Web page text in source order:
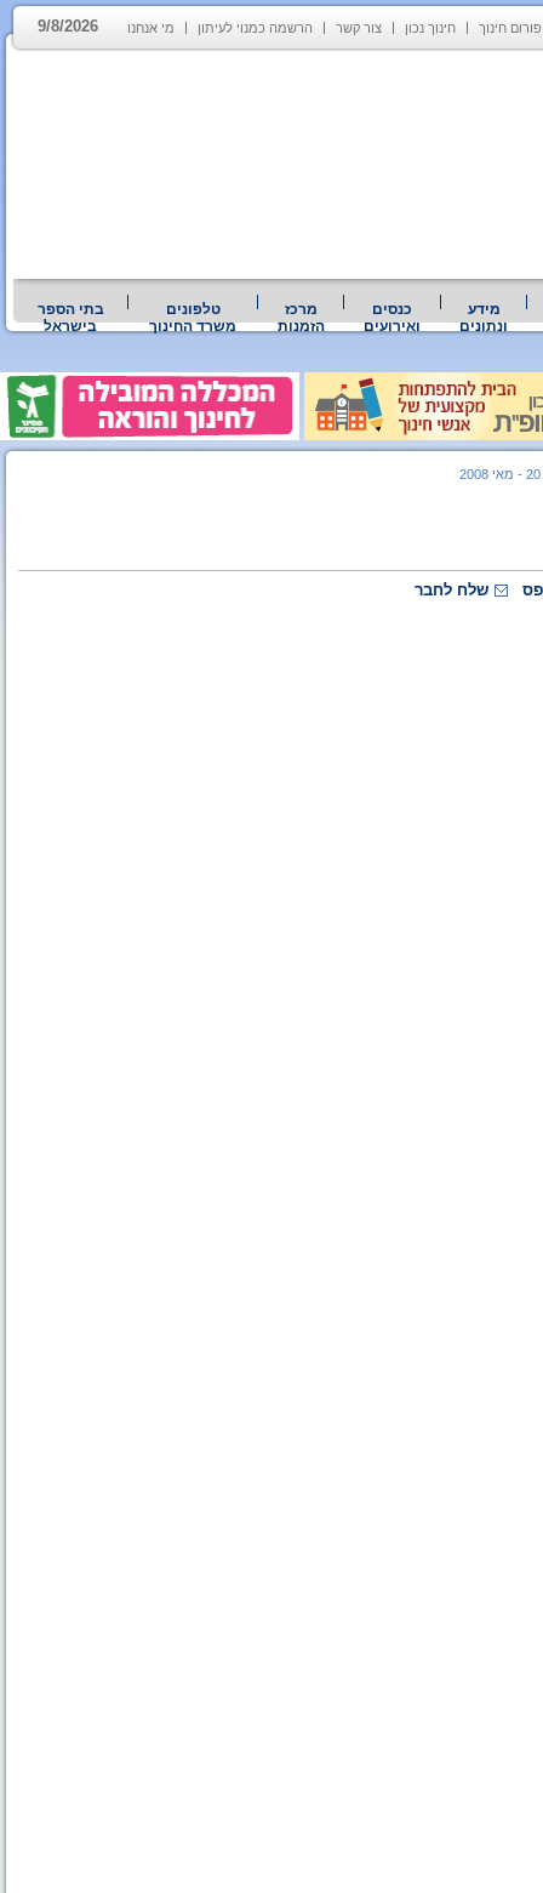
פורום חינוך חינוך נכון צור קשר הרשמה כמנוי לעיתון מי אנחנו 9/8/2026
מידע
ונתונים
כנסים
ואירועים
מרכז
הזמנות
טלפונים
משרד החינוך
בתי הספר
בישראל
שלח לחבר